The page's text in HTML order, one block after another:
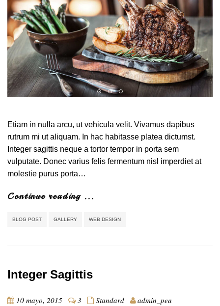
Etiam in nulla arcu, ut vehicula velit. Vivamus dapibus
rutrum mi ut aliquam. In hac habitasse platea dictumst.
Integer sagittis neque a tortor tempor in porta sem
vulputate. Donec varius felis fermentum nisl imperdiet at
molestie purus porta…
Continue reading ...
BLOG POST GALLERY WEB DESIGN
Integer Sagittis
10 mayo, 2015 3 Standard admin_pea